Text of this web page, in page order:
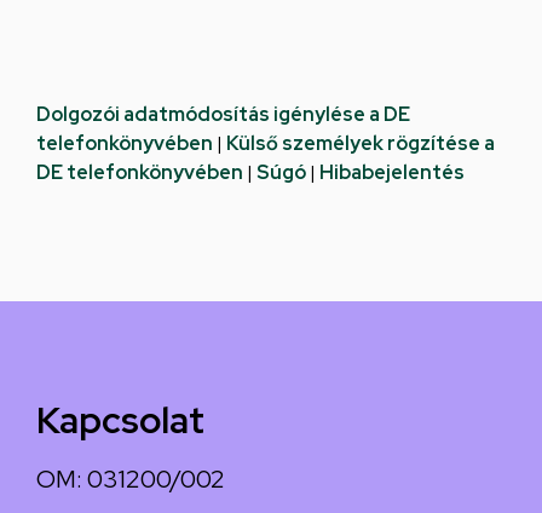
Dolgozói adatmódosítás igénylése a DE
telefonkönyvében | Külső személyek rögzítése a
DE telefonkönyvében | Súgó| Hibabejelentés
Kapcsolat
OM: 031200/002